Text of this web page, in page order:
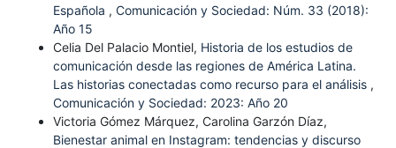
Española , Comunicación y Sociedad: Núm. 33 (2018):
Año 15
Celia Del Palacio Montiel, Historia de los estudios de
comunicación desde las regiones de América Latina.
Las historias conectadas como recurso para el análisis ,
Comunicación y Sociedad: 2023: Año 20
Victoria Gómez Márquez, Carolina Garzón Díaz,
Bienestar animal en Instagram: tendencias y discurso